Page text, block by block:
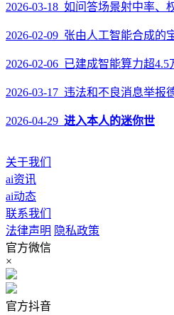
2026-03-18 如问答场景射中率、
2026-02-09 张由人工智能合成的
2026-02-06 已建成智能算力超4.5
2026-03-17 违法和不良消息举报
2026-04-29 进入本人的迷你世
关于我们
ai资讯
ai动态
联系我们
法律声明 隐私政策
官方微信
×
官方抖音